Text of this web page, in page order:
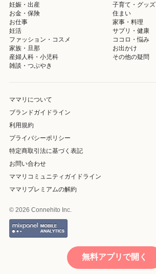
妊娠・出産
子育て・グッズ
お金・保険
住まい
お仕事
家事・料理
妊活
サプリ・健康
ファッション・コスメ
ココロ・悩み
家族・旦那
お出かけ
産婦人科・小児科
その他の疑問
雑談・つぶやき
ママリについて
ブランドガイドライン
利用規約
プライバシーポリシー
特定商取引法に基づく表記
お問い合わせ
ママリコミュニティガイドライン
ママリプレミアムの解約
© 2026 Connehito Inc.
無料アプリで開く